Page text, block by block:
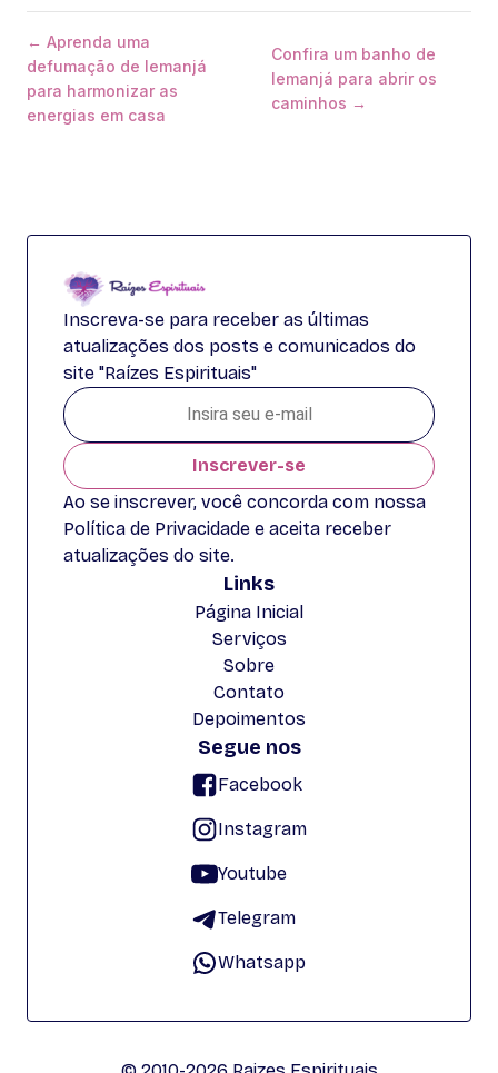
← Aprenda uma
defumação de Iemanjá
para harmonizar as
energias em casa
Confira um banho de
Iemanjá para abrir os
caminhos →
Inscreva-se para receber as últimas
atualizações dos posts e comunicados do
site "Raízes Espirituais"
Inscrever-se
Ao se inscrever, você concorda com nossa
Política de Privacidade e aceita receber
atualizações do site.
Links
Página Inicial
Serviços
Sobre
Contato
Depoimentos
Segue nos
Facebook
Instagram
Youtube
Telegram
Whatsapp